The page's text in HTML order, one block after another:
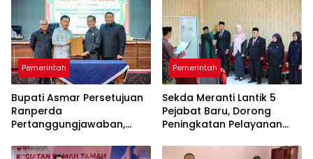
Pemerintah
Bupati Asmar Persetujuan
Ranperda
Pertanggungjawaban,
Pemkab dan DPRD
Pemerintah
Sekda Meranti Lantik 5
Pejabat Baru, Dorong
Peningkatan Pelayanan